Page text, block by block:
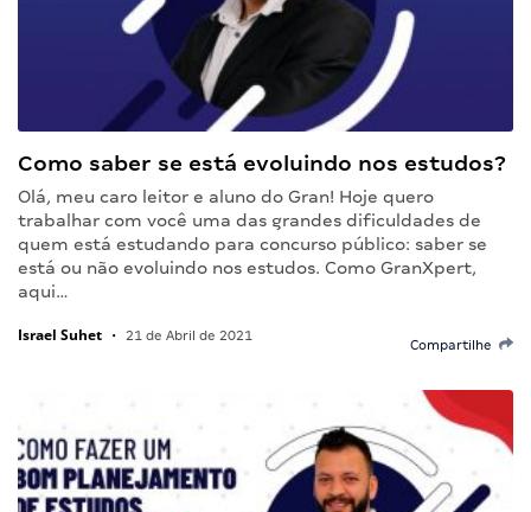
Como saber se está evoluindo nos estudos?
Olá, meu caro leitor e aluno do Gran! Hoje quero
trabalhar com você uma das grandes dificuldades de
quem está estudando para concurso público: saber se
está ou não evoluindo nos estudos. Como GranXpert,
aqui…
Israel Suhet • 21 de Abril de 2021
Compartilhe